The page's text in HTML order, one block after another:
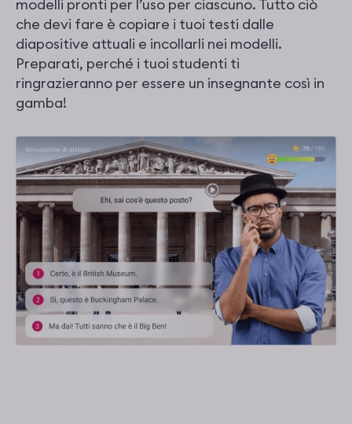
modelli pronti per l’uso per ciascuno. Tutto ciò
che devi fare è copiare i tuoi testi dalle
diapositive attuali e incollarli nei modelli.
Preparati, perché i tuoi studenti ti
ringrazieranno per essere un insegnante così in
gamba!